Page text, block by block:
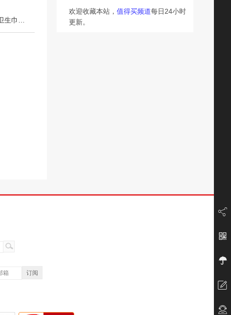
欢迎收藏本站， 值得买频道每日24小时
更新。